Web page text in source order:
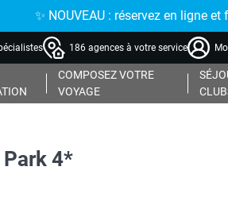
✨ NOUVEAU : réservez en ligne
186 agences à votre service
COMPOSEZ VOTRE
VOYAGE
Park 4*